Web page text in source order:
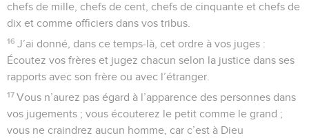
chefs de mille, chefs de cent, chefs de cinquante et chefs de
dix et comme officiers dans vos tribus.
16 J’ai donné, dans ce temps-là, cet ordre à vos juges :
Écoutez vos frères et jugez chacun selon la justice dans ses
rapports avec son frère ou avec l’étranger.
17 Vous n’aurez pas égard à l’apparence des personnes dans
vos jugements ; vous écouterez le petit comme le grand ;
vous ne craindrez aucun homme, car c’est à Dieu